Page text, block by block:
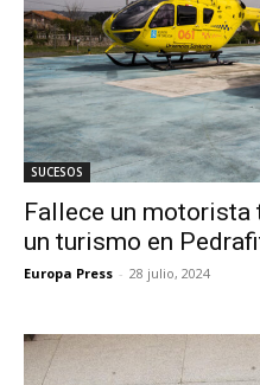
SUCESOS
Fallece un
un turismo en
Europa Press - 28 julio, 2024